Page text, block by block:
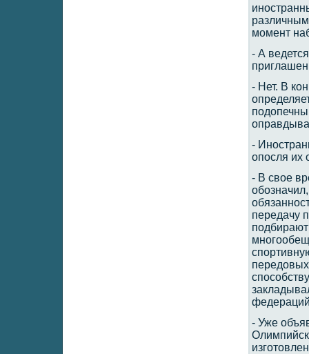
момент
- А
- Нет. В
-
опосля их
- В свое
передачу
- Уже